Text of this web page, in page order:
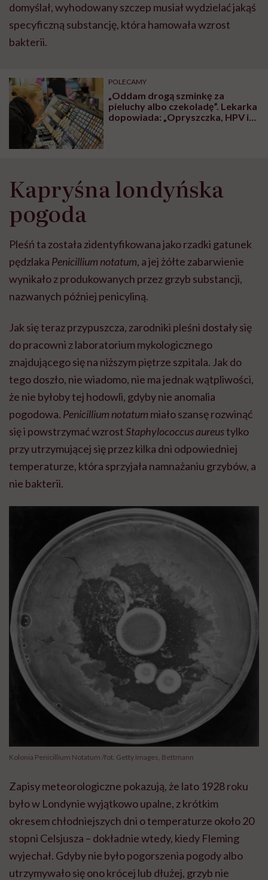
domyślał, wyhodowany szczep musiał wydzielać jakąś
specyficzną substancję, która hamowała wzrost
bakterii.
POLECAMY
„Oddam drogą szminkę za
pieluchy albo czekoladę”. Lekarka
dopowiada: „Opryszczka, HPV i
Kapryśna londyńska
pogoda
Pleśń ta została zidentyfikowana jako rzadki gatunek
pędzlaka Penicillium notatum, a jej żółte zabarwienie
wynikało z produkowanych przez grzyb substancji,
nazwanych później penicyliną.
Jak się teraz przypuszcza, zarodniki pleśni dostały się
do pracowni z laboratorium mykologicznego
znajdującego się na niższym piętrze szpitala. Jak do
tego doszło, nie wiadomo, nie ma jednak wątpliwości,
że nie byłoby tej hodowli, gdyby nie anomalia
pogodowa. Penicillium notatum miało szansę rozwinąć
się i powstrzymać wzrostStaphylococcus aureustylko
przy utrzymującej się przez kilka dni odpowiedniej
temperaturze, która sprzyjała namnażaniu grzybów, a
nie bakterii.
Kolonia Penicillium Notatum /fot. Getty Images, Bettmann
Zapisy meteorologiczne pokazują, że lato 1928 roku
było w Londynie wyjątkowo upalne, z krótkim
okresem chłodniejszych dni o temperaturze około 20
stopni Celsjusza – dokładnie wtedy, kiedy Fleming
wyjechał. Gdyby nie było pogorszenia pogody albo
utrzymywało się ono krócej lub dłużej, grzyb nie